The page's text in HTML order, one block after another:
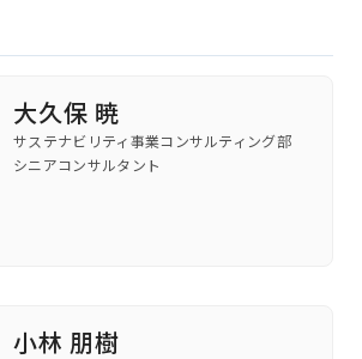
大久保 暁
サステナビリティ事業コンサルティング部
シニアコンサルタント
小林 朋樹